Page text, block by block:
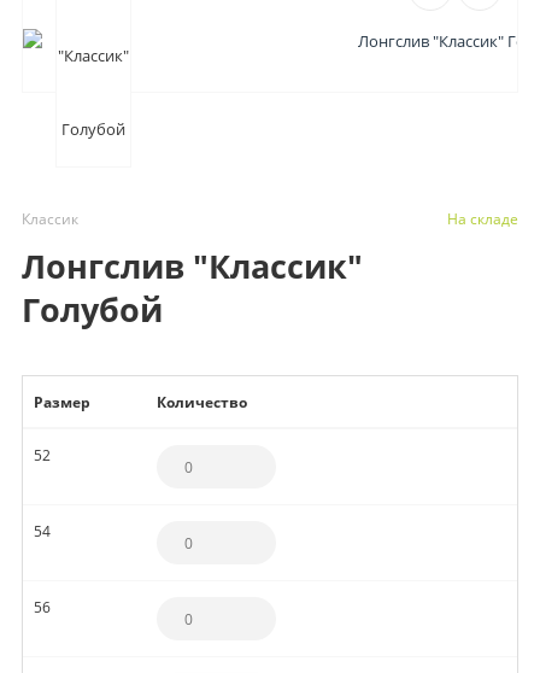
Классик
Лонгслив "Классик"
Голубой
На складе
Размер Количество
52
54
56